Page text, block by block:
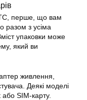
перше, що вам
разом з усіма
упаковки може
який ви
живлення,
Деякі моделі
SIM-карту.